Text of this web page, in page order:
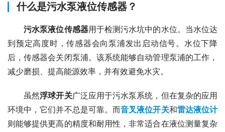
什么是污水泵液位传感器？
污水泵液位传感器用于检测污水坑中的水位。当水位达
到预定高度时，传感器会向泵浦发出启动信号。水位下降
后，传感器会关闭泵浦。该系统能够自动管理泵浦的工作，
减少磨损、提高能源效率，并有效避免水灾。
虽然浮球开关广泛应用于污水泵系统，但在复杂的应用
环境中，它们并不总是可靠。而音叉液位开关和雷达液位计
则能够提供更高的精度和耐用性，非常适合在液位测量复杂